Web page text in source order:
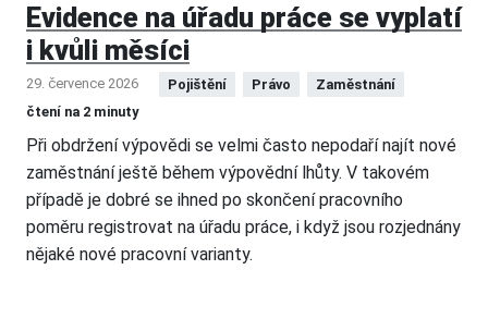
Evidence na úřadu práce se vyplatí
i kvůli měsíci
29. července 2026 Pojištění Právo
Zaměstnání
čtení na 2 minuty
Při obdržení výpovědi se velmi často nepodaří najít nové
zaměstnání ještě během výpovědní lhůty. V takovém
případě je dobré se ihned po skončení pracovního
poměru registrovat na úřadu práce, i když jsou rozjednány
nějaké nové pracovní varianty.